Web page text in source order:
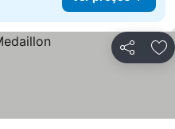
Partilhar